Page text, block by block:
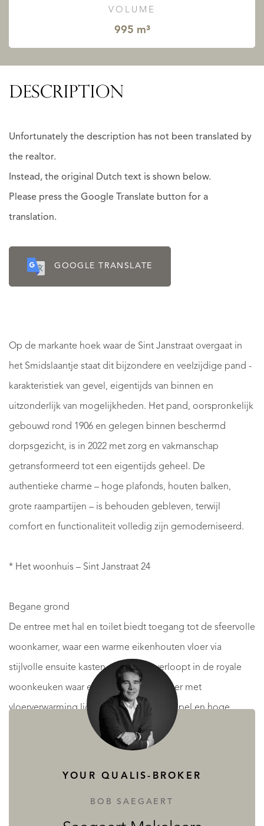
VOLUME
995 m³
DESCRIPTION
Unfortunately the description has not been translated by
the realtor.
Instead, the original Dutch text is shown below.
Please press the Google Translate button for a
translation.
GOOGLE TRANSLATE
Op de markante hoek waar de Sint Janstraat overgaat in
het Smidslaantje staat dit bijzondere en veelzijdige pand -
karakteristiek van gevel, eigentijds van binnen en
uitzonderlijk van mogelijkheden. Het pand, oorspronkelijk
gebouwd rond 1906 en gelegen binnen beschermd
dorpsgezicht, is in 2022 met zorg en vakmanschap
getransformeerd tot een eigentijds geheel. De
authentieke charme – hoge plafonds, houten balken,
grote raampartijen – is behouden gebleven, terwijl
comfort en functionaliteit volledig zijn gemoderniseerd.
* Het woonhuis – Sint Janstraat 24
Begane grond
De entree met hal en toilet biedt toegang tot de sfeervolle
woonkamer, waar een warme eikenhouten vloer via
stijlvolle ensuite kasten naadloos overloopt in de royale
woonkeuken waar een natuurstenen vloer met
vloerverwarming ligt. Dankzij de lichtkoepel en hoge
stalen puien baadt het geheel in het daglicht. De keuken
is compleet uitgerust met een spoeleiland en diverse
YOUR QUALIS-BROKER
BOB SAEGAERT